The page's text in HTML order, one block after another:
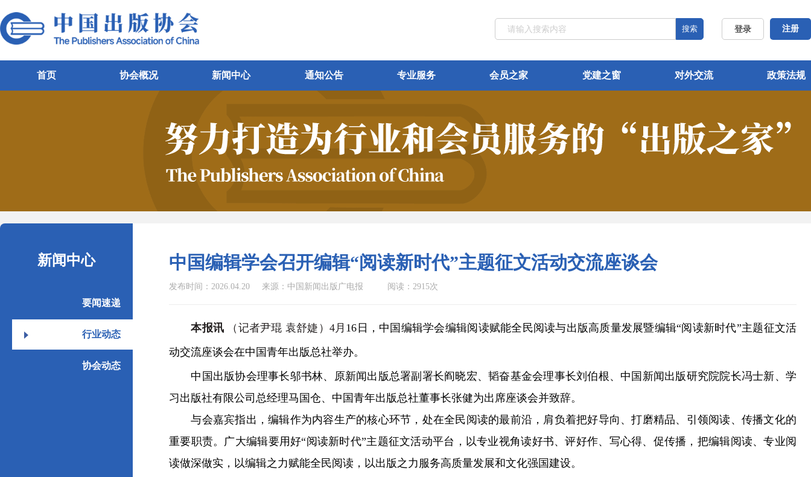
登录 注册
搜索
首页 协会概况 新闻中心 通知公告 专业服务 会员之家 党建之窗 对外交流 政策法规
新闻中心
要闻速递
行业动态
协会动态
中国编辑学会召开编辑“阅读新时代”主题征文活动交流座谈会
发布时间：2026.04.20 来源：中国新闻出版广电报 阅读：2915次
本报讯 （记者尹琨 袁舒婕）4月 16日，中国编辑学会编辑阅读赋能全民阅读与出版高质量发展暨编辑“阅读新时代”主题征文活
动交流座谈会在中国青年出版总社举办。
中国出版协会理事长邬书林、原新闻出版总署副署长阎晓宏、韬奋基金会理事长刘伯根、中国新闻出版研究院院长冯士新、学
习出版社有限公司总经理马国仓、中国青年出版总社董事长张健为出席座谈会并致辞。
与会嘉宾指出，编辑作为内容生产的核心环节，处在全民阅读的最前沿，肩负着把好导向、打磨精品、引领阅读、传播文化的
重要职责。广大编辑要用好“阅读新时代”主题征文活动平台，以专业视角读好书、评好作、写心得、促传播，把编辑阅读、专业阅
读做深做实，以编辑之力赋能全民阅读，以出版之力服务高质量发展和文化强国建设。